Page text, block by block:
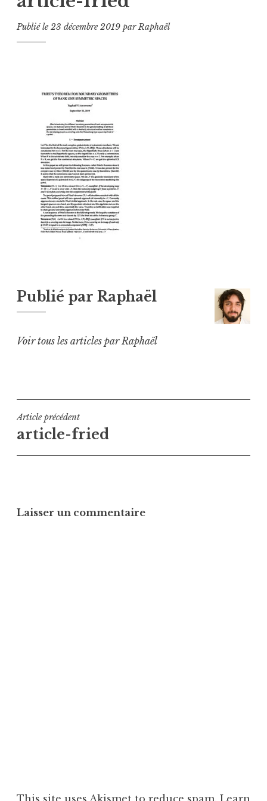
Publié le23 décembre 2019 parRaphaël
Publié par Raphaël
Voir tous les articles par Raphaël
Navigation
de
l’article
Article précédent
article-fried
Laisser un commentaire
This site uses Akismet to reduce spam. Learn